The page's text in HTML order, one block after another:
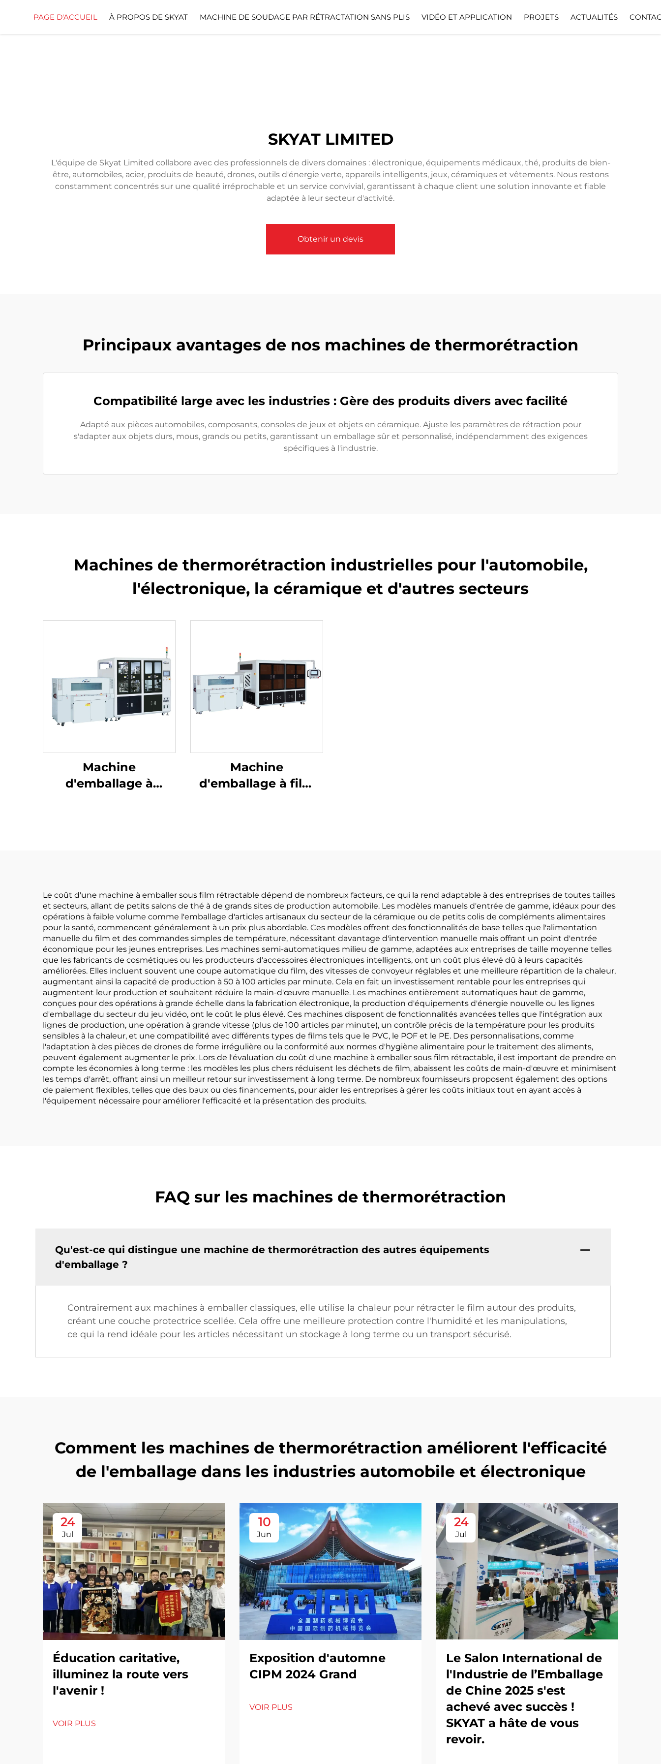
PAGE D'ACCUEIL À PROPOS DE SKYAT MACHINE DE SOUDAGE PAR RÉTRACTATION SANS PLIS VIDÉO ET APPLICATION PROJETS ACTUALITÉS
SKYAT LIMITED
L'équipe de Skyat Limited collabore avec des professionnels de divers domaines : électronique, équipements médicaux, thé, produits de bien-
être, automobiles, acier, produits de beauté, drones, outils d'énergie verte, appareils intelligents, jeux, céramiques et vêtements. Nous restons
constamment concentrés sur une qualité irréprochable et un service convivial, garantissant à chaque client une solution innovante et fiable
adaptée à leur secteur d'activité.
Obtenir un devis
Principaux avantages de nos machines de thermorétraction
Compatibilité large avec les industries : Gère des produits divers avec facilité
Adapté aux pièces automobiles, composants, consoles de jeux et objets en céramique. Ajuste les paramètres de rétraction pour
s'adapter aux objets durs, mous, grands ou petits, garantissant un emballage sûr et personnalisé, indépendamment des exigences
spécifiques à l'industrie.
Machines de thermorétraction industrielles pour l'automobile,
l'électronique, la céramique et d'autres secteurs
Machine
d'emballage à
Machine
d'emballage à film
Le coût d'une machine à emballer sous film rétractable dépend de nombreux facteurs, ce qui la rend adaptable à des entreprises de toutes tailles
et secteurs, allant de petits salons de thé à de grands sites de production automobile. Les modèles manuels d'entrée de gamme, idéaux pour des
opérations à faible volume comme l'emballage d'articles artisanaux du secteur de la céramique ou de petits colis de compléments alimentaires
pour la santé, commencent généralement à un prix plus abordable. Ces modèles offrent des fonctionnalités de base telles que l'alimentation
manuelle du film et des commandes simples de température, nécessitant davantage d'intervention manuelle mais offrant un point d'entrée
économique pour les jeunes entreprises. Les machines semi-automatiques milieu de gamme, adaptées aux entreprises de taille moyenne telles
que les fabricants de cosmétiques ou les producteurs d'accessoires électroniques intelligents, ont un coût plus élevé dû à leurs capacités
améliorées. Elles incluent souvent une coupe automatique du film, des vitesses de convoyeur réglables et une meilleure répartition de la chaleur,
augmentant ainsi la capacité de production à 50 à 100 articles par minute. Cela en fait un investissement rentable pour les entreprises qui
augmentent leur production et souhaitent réduire la main-d'œuvre manuelle. Les machines entièrement automatiques haut de gamme,
conçues pour des opérations à grande échelle dans la fabrication électronique, la production d'équipements d'énergie nouvelle ou les lignes
d'emballage du secteur du jeu vidéo, ont le coût le plus élevé. Ces machines disposent de fonctionnalités avancées telles que l'intégration aux
lignes de production, une opération à grande vitesse (plus de 100 articles par minute), un contrôle précis de la température pour les produits
sensibles à la chaleur, et une compatibilité avec différents types de films tels que le PVC, le POF et le PE. Des personnalisations, comme
l'adaptation à des pièces de drones de forme irrégulière ou la conformité aux normes d'hygiène alimentaire pour le traitement des aliments,
peuvent également augmenter le prix. Lors de l'évaluation du coût d'une machine à emballer sous film rétractable, il est important de prendre en
compte les économies à long terme : les modèles les plus chers réduisent les déchets de film, abaissent les coûts de main-d'œuvre et minimisent
les temps d'arrêt, offrant ainsi un meilleur retour sur investissement à long terme. De nombreux fournisseurs proposent également des options
de paiement flexibles, telles que des baux ou des financements, pour aider les entreprises à gérer les coûts initiaux tout en ayant accès à
l'équipement nécessaire pour améliorer l'efficacité et la présentation des produits.
FAQ sur les machines de thermorétraction
Qu'est-ce qui distingue une machine de thermorétraction des autres équipements
d'emballage ?
Contrairement aux machines à emballer classiques, elle utilise la chaleur pour rétracter le film autour des produits,
créant une couche protectrice scellée. Cela offre une meilleure protection contre l'humidité et les manipulations,
ce qui la rend idéale pour les articles nécessitant un stockage à long terme ou un transport sécurisé.
Comment les machines de thermorétraction améliorent l'efficacité
de l'emballage dans les industries automobile et électronique
24
Jul
Éducation caritative,
illuminez la route vers
l'avenir !
VOIR PLUS
10
Jun
Exposition d'automne
CIPM 2024 Grand
VOIR PLUS
24
Jul
Le Salon International de
l'Industrie de l’Emballage
de Chine 2025 s'est
achevé avec succès !
SKYAT a hâte de vous
revoir.